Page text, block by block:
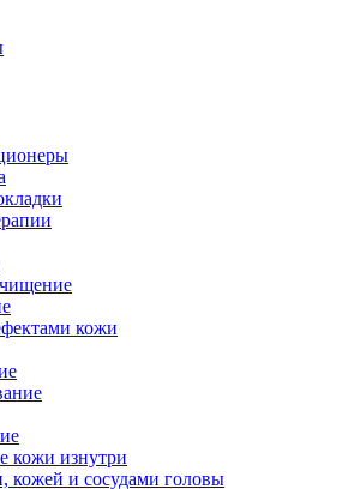
кожи
кожи изнутри
кожей и сосудами головы